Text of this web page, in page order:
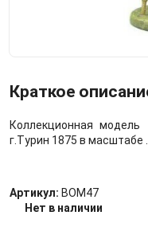
Краткое
Коллекционная
г.Турин 1875 в масштабе
Артикул: BOM47
Нет в наличии